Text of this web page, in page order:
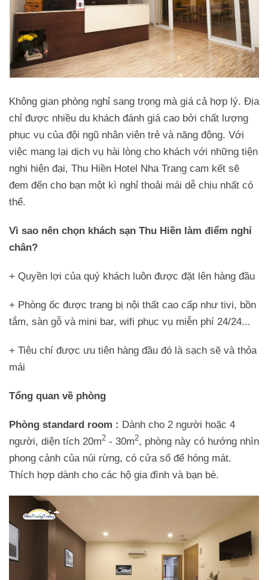
Không gian phòng nghỉ sang trọng mà giá cả hợp lý. Địa
chỉ được nhiều du khách đánh giá cao bởi chất lượng
phục vụ của đội ngũ nhân viên trẻ và năng động. Với
việc mang lại dịch vụ hài lòng cho khách với những tiện
nghi hiện đại, Thu Hiền Hotel Nha Trang cam kết sẽ
đem đến cho bạn một kì nghỉ thoải mái dễ chịu nhất có
thể.
Vì sao nên chọn khách sạn Thu Hiền làm điểm nghỉ
chân?
+ Quyền lợi của quý khách luôn được đặt lên hàng đầu
+ Phòng ốc được trang bị nội thất cao cấp như tivi, bồn
tắm, sàn gỗ và mini bar, wifi phục vụ miễn phí 24/24...
+ Tiêu chí được ưu tiên hàng đầu đó là sạch sẽ và thỏa
mái
Tổng quan về phòng
Phòng standard room : Dành cho 2 người hoặc 4
người, diện tích 20m2 - 30m2, phòng này có hướng nhìn
phong cảnh của núi rừng, có cửa sổ để hóng mát.
Thích hợp dành cho các hộ gia đình và bạn bè.